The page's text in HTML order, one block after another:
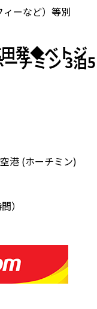
ーなど）等別
発◆ベトジ
チミン 3泊5
港 (ホーチミン)
）